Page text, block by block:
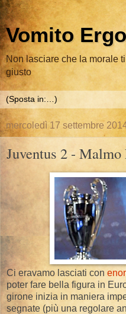
Vomito
Non lasciare che la morale
giusto
mercoledì 17 settembre
Juventus 2 - Malmo
Ci eravamo lasciati con
poter fare bella figura in
girone inizia in maniera
segnate (più una regolare